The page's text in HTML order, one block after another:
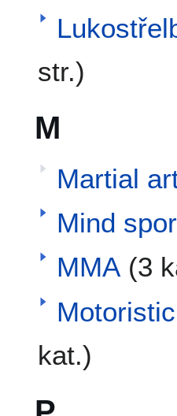
str.)
M
Martial
Mind
MMA (3
kat.)